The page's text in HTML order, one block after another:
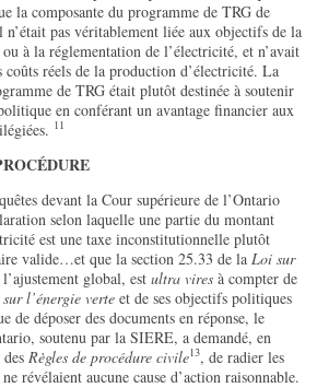
la composante du programme de TRG de
n’était pas véritablement liée aux objectifs de la
à la réglementation de l’électricité, et n’avait
coûts réels de la production d’électricité. La
de TRG était plutôt destinée à soutenir
en conférant un avantage financier aux
11
devant la Cour supérieure de l’Ontario
selon laquelle une partie du montant
est une taxe inconstitutionnelle plutôt
valide…et que la section 25.33 de la Loi sur
global, estultra viresà compter de
l’énergie verte et de ses objectifs politiques
de déposer des documents en réponse, le
soutenu par la SIERE, a demandé, en
Règles de procédure civile13, de radier les
révélaient aucune cause d’action raisonnable.